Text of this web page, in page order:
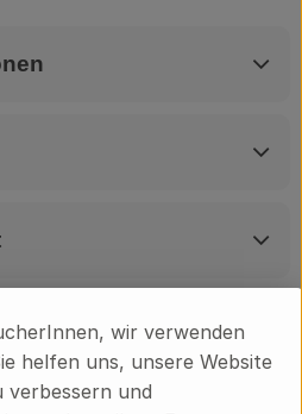
wir verwenden
helfen uns, unsere Website
verbessern und